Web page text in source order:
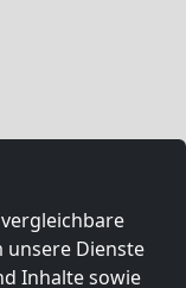
unsere Dienste
Inhalte sowie